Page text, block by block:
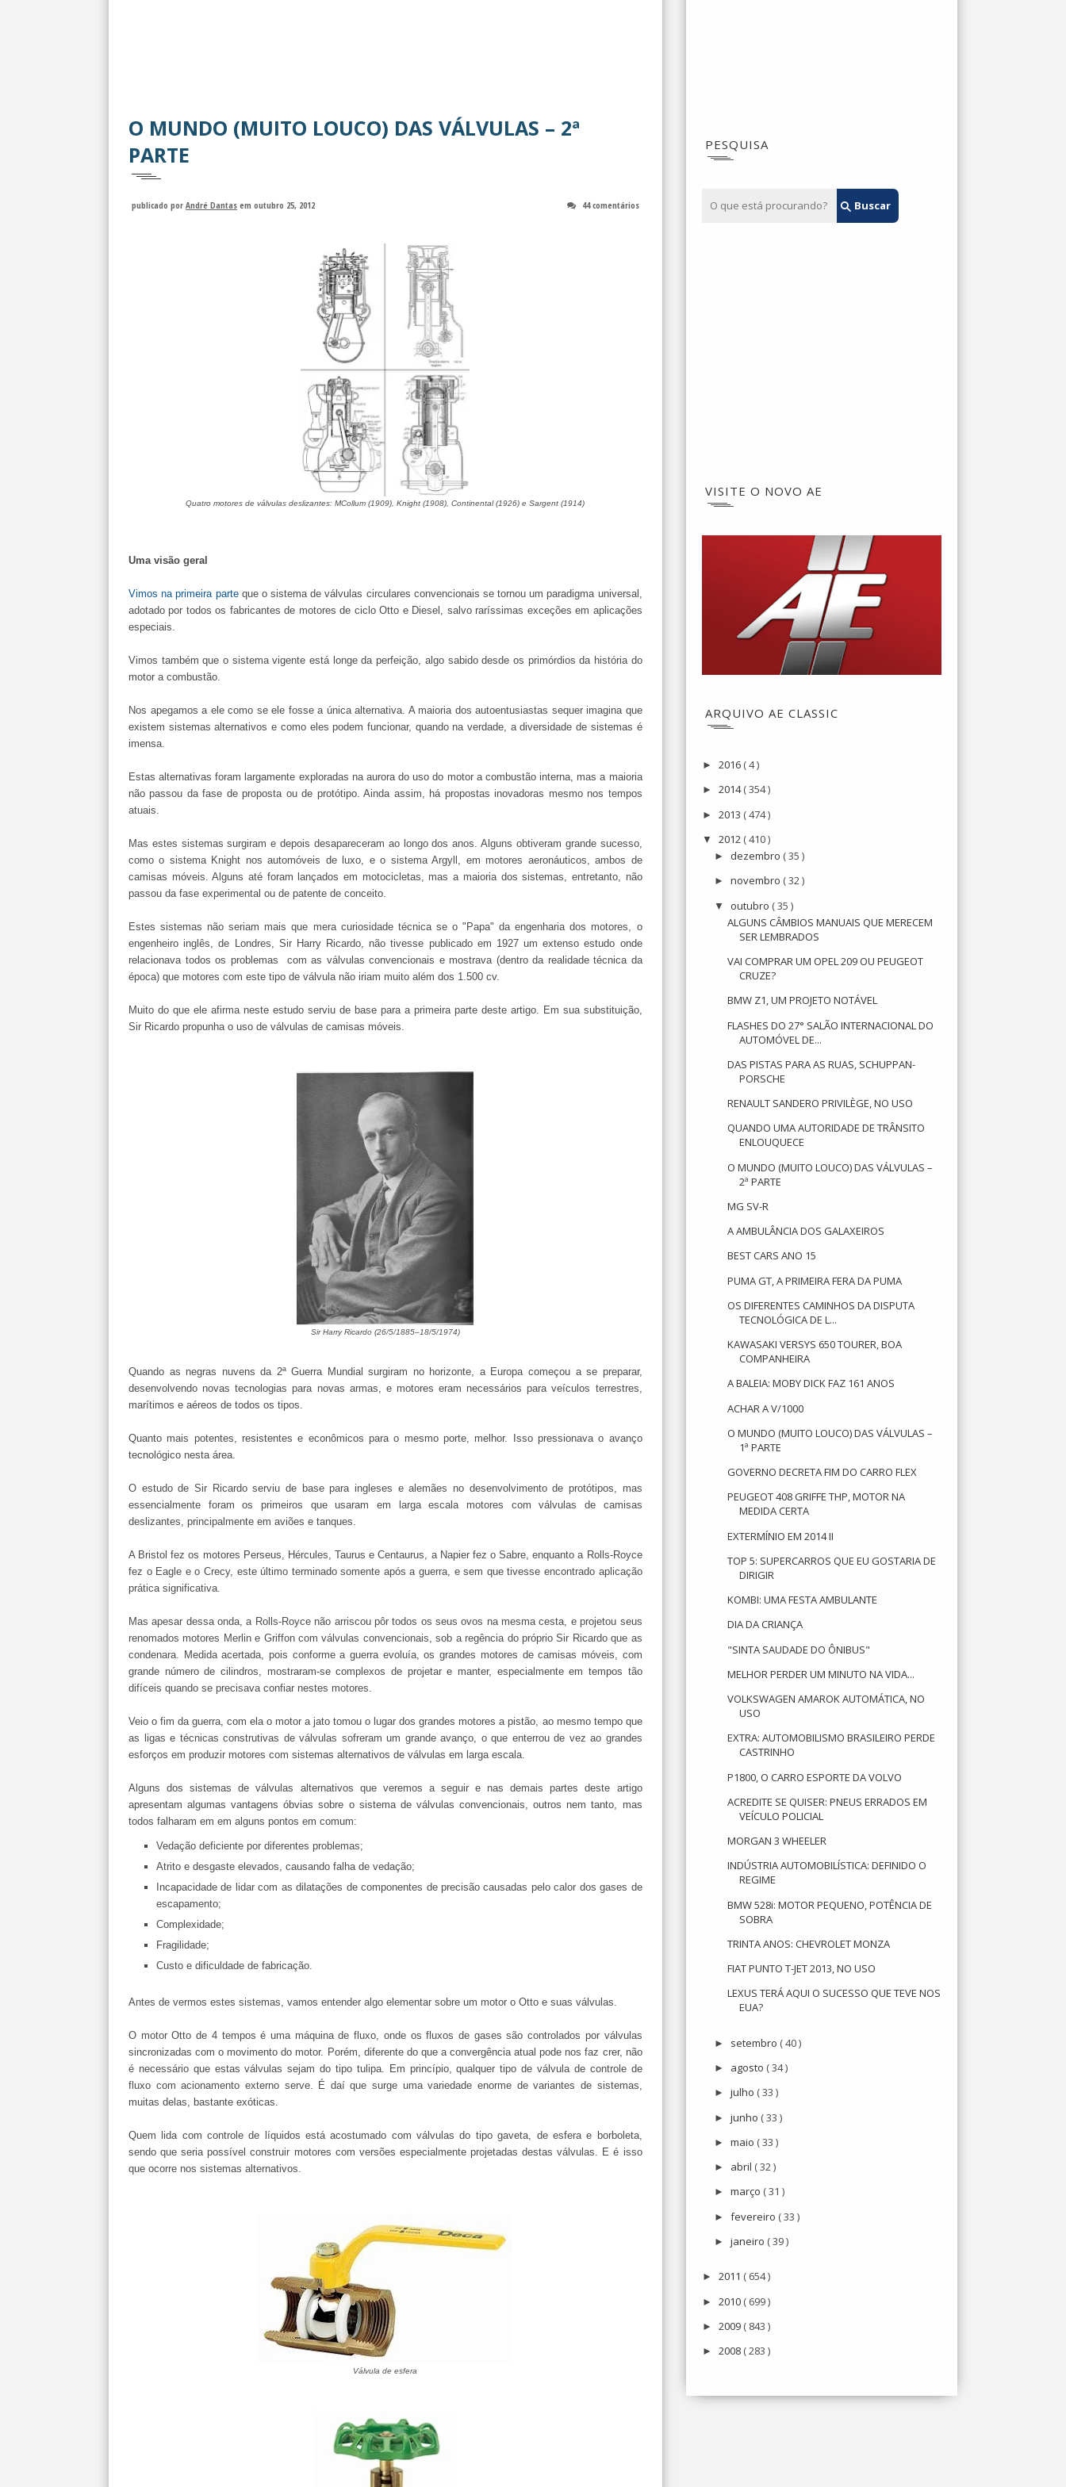
O MUNDO (MUITO LOUCO) DAS VÁLVULAS – 2ª
PARTE
publicado por André Dantas em outubro 25, 2012 44 comentários
Quatro motores de válvulas deslizantes: MCollum (1909), Knight (1908), Continental (1926) e Sargent (1914)
Uma visão geral
Vimos na primeira parteque o sistema de válvulas circulares convencionais se tornou um paradigma universal,
adotado por todos os fabricantes de motores de ciclo Otto e Diesel, salvo raríssimas exceções em aplicações
especiais.
Vimos também que o sistema vigente está longe da perfeição, algo sabido desde os primórdios da história do
motor a combustão.
Nos apegamos a ele como se ele fosse a única alternativa. A maioria dos autoentusiastas sequer imagina que
existem sistemas alternativos e como eles podem funcionar, quando na verdade, a diversidade de sistemas é
imensa.
Estas alternativas foram largamente exploradas na aurora do uso do motor a combustão interna, mas a maioria
não passou da fase de proposta ou de protótipo. Ainda assim, há propostas inovadoras mesmo nos tempos
atuais.
Mas estes sistemas surgiram e depois desapareceram ao longo dos anos. Alguns obtiveram grande sucesso,
como o sistema Knight nos automóveis de luxo, e o sistema Argyll, em motores aeronáuticos, ambos de
camisas móveis. Alguns até foram lançados em motocicletas, mas a maioria dos sistemas, entretanto, não
passou da fase experimental ou de patente de conceito.
Estes sistemas não seriam mais que mera curiosidade técnica se o "Papa" da engenharia dos motores, o
engenheiro inglês, de Londres, Sir Harry Ricardo, não tivesse publicado em 1927 um extenso estudo onde
relacionava todos os problemas com as válvulas convencionais e mostrava (dentro da realidade técnica da
época) que motores com este tipo de válvula não iriam muito além dos 1.500 cv.
Muito do que ele afirma neste estudo serviu de base para a primeira parte deste artigo. Em sua substituição,
Sir Ricardo propunha o uso de válvulas de camisas móveis.
Sir Harry Ricardo (26/5/1885–18/5/1974)
Quando as negras nuvens da 2ª Guerra Mundial surgiram no horizonte, a Europa começou a se preparar,
desenvolvendo novas tecnologias para novas armas, e motores eram necessários para veículos terrestres,
marítimos e aéreos de todos os tipos.
Quanto mais potentes, resistentes e econômicos para o mesmo porte, melhor. Isso pressionava o avanço
tecnológico nesta área.
O estudo de Sir Ricardo serviu de base para ingleses e alemães no desenvolvimento de protótipos, mas
essencialmente foram os primeiros que usaram em larga escala motores com válvulas de camisas
deslizantes, principalmente em aviões e tanques.
A Bristol fez os motores Perseus, Hércules, Taurus e Centaurus, a Napier fez o Sabre, enquanto a Rolls-Royce
fez o Eagle e o Crecy, este último terminado somente após a guerra, e sem que tivesse encontrado aplicação
prática significativa.
Mas apesar dessa onda, a Rolls-Royce não arriscou pôr todos os seus ovos na mesma cesta, e projetou seus
renomados motores Merlin e Griffon com válvulas convencionais, sob a regência do próprio Sir Ricardo que as
condenara. Medida acertada, pois conforme a guerra evoluía, os grandes motores de camisas móveis, com
grande número de cilindros, mostraram-se complexos de projetar e manter, especialmente em tempos tão
difíceis quando se precisava confiar nestes motores.
Veio o fim da guerra, com ela o motor a jato tomou o lugar dos grandes motores a pistão, ao mesmo tempo que
as ligas e técnicas construtivas de válvulas sofreram um grande avanço, o que enterrou de vez ao grandes
esforços em produzir motores com sistemas alternativos de válvulas em larga escala.
Alguns dos sistemas de válvulas alternativos que veremos a seguir e nas demais partes deste artigo
apresentam algumas vantagens óbvias sobre o sistema de válvulas convencionais, outros nem tanto, mas
todos falharam em em alguns pontos em comum:
Vedação deficiente por diferentes problemas;
Atrito e desgaste elevados, causando falha de vedação;
Incapacidade de lidar com as dilatações de componentes de precisão causadas pelo calor dos gases de
escapamento;
Complexidade;
Fragilidade;
Custo e dificuldade de fabricação.
Antes de vermos estes sistemas, vamos entender algo elementar sobre um motor o Otto e suas válvulas.
O motor Otto de 4 tempos é uma máquina de fluxo, onde os fluxos de gases são controlados por válvulas
sincronizadas com o movimento do motor. Porém, diferente do que a convergência atual pode nos faz crer, não
é necessário que estas válvulas sejam do tipo tulipa. Em princípio, qualquer tipo de válvula de controle de
fluxo com acionamento externo serve. É daí que surge uma variedade enorme de variantes de sistemas,
muitas delas, bastante exóticas.
Quem lida com controle de líquidos está acostumado com válvulas do tipo gaveta, de esfera e borboleta,
sendo que seria possível construir motores com versões especialmente projetadas destas válvulas. E é isso
que ocorre nos sistemas alternativos.
Válvula de esfera
PESQUISA
VISITE O NOVO AE
ARQUIVO AE CLASSIC
► 2016 ( 4 )
► 2014( 354 )
► 2013 ( 474 )
▼ 2012 ( 410 )
► dezembro ( 35 )
►novembro ( 32 )
▼ outubro ( 35 )
ALGUNS CÂMBIOS MANUAIS QUE MERECEM
SER LEMBRADOS
VAI COMPRAR UM OPEL 209 OU PEUGEOT
CRUZE?
BMW Z1, UM PROJETO NOTÁVEL
FLASHES DO 27° SALÃO INTERNACIONAL DO
AUTOMÓVEL DE...
DAS PISTAS PARA AS RUAS, SCHUPPAN-
PORSCHE
RENAULT SANDERO PRIVILÈGE, NO USO
QUANDO UMA AUTORIDADE DE TRÂNSITO
ENLOUQUECE
O MUNDO (MUITO LOUCO) DAS VÁLVULAS –
2ª PARTE
MG SV-R
A AMBULÂNCIA DOS GALAXEIROS
BEST CARS ANO 15
PUMA GT, A PRIMEIRA FERA DA PUMA
OS DIFERENTES CAMINHOS DA DISPUTA
TECNOLÓGICA DE L...
KAWASAKI VERSYS 650 TOURER, BOA
COMPANHEIRA
A BALEIA: MOBY DICK FAZ 161 ANOS
ACHAR A V/1000
O MUNDO (MUITO LOUCO) DAS VÁLVULAS –
1ª PARTE
GOVERNO DECRETA FIM DO CARRO FLEX
PEUGEOT 408 GRIFFE THP, MOTOR NA
MEDIDA CERTA
EXTERMÍNIO EM 2014 II
TOP 5: SUPERCARROS QUE EU GOSTARIA DE
DIRIGIR
KOMBI: UMA FESTA AMBULANTE
DIA DA CRIANÇA
"SINTA SAUDADE DO ÔNIBUS"
MELHOR PERDER UM MINUTO NA VIDA...
VOLKSWAGEN AMAROK AUTOMÁTICA, NO
USO
EXTRA: AUTOMOBILISMO BRASILEIRO PERDE
CASTRINHO
P1800, O CARRO ESPORTE DA VOLVO
ACREDITE SE QUISER: PNEUS ERRADOS EM
VEÍCULO POLICIAL
MORGAN 3 WHEELER
INDÚSTRIA AUTOMOBILÍSTICA: DEFINIDO O
REGIME
BMW 528i: MOTOR PEQUENO, POTÊNCIA DE
SOBRA
TRINTA ANOS: CHEVROLET MONZA
FIAT PUNTO T-JET 2013, NO USO
LEXUS TERÁ AQUI O SUCESSO QUE TEVE NOS
EUA?
► setembro ( 40 )
► agosto ( 34 )
►julho ( 33 )
►junho ( 33 )
►maio ( 33 )
► abril ( 32 )
►março ( 31 )
►fevereiro ( 33 )
►janeiro ( 39 )
► 2011 ( 654 )
► 2010 ( 699 )
► 2009 ( 843 )
► 2008 ( 283 )